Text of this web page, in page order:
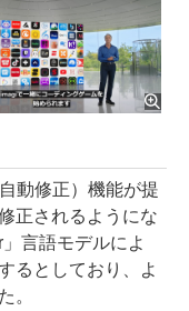
動修正）機能が提
正されるようにな
言語モデルによ
るとしており、よ
。